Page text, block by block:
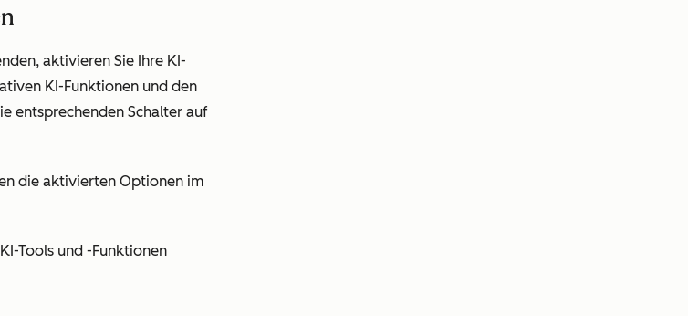
aktivieren Sie Ihre KI-
KI-Funktionen und den
entsprechenden Schalter auf
die aktivierten Optionen im
Tools und -Funktionen